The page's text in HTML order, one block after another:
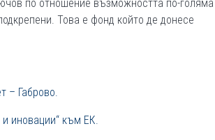
по отношение възможността по-голяма
Това е фонд който де донесе
– Габрово.
иновации“ към ЕК.